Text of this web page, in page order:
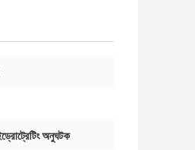
অনুঘটক